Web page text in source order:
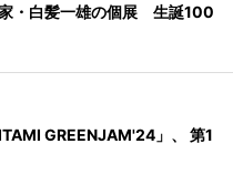
・白髪一雄の個展 生誕100
GREENJAM'24」、 第1